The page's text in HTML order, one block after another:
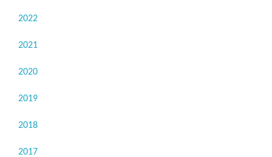
2022
2021
2020
2019
2018
2017